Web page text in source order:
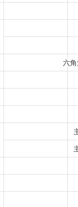
六